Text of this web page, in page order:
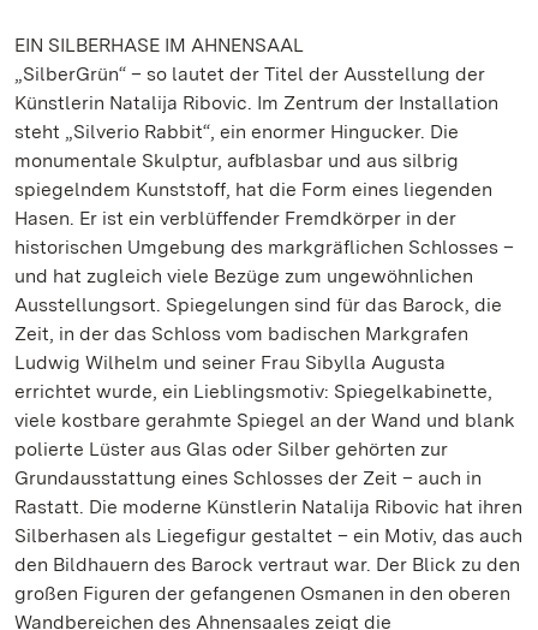
EIN SILBERHASE IM AHNENSAAL
„SilberGrün“ – so lautet der Titel der Ausstellung der
Künstlerin Natalija Ribovic. Im Zentrum der Installation
steht „Silverio Rabbit“, ein enormer Hingucker. Die
monumentale Skulptur, aufblasbar und aus silbrig
spiegelndem Kunststoff, hat die Form eines liegenden
Hasen. Er ist ein verblüffender Fremdkörper in der
historischen Umgebung des markgräflichen Schlosses –
und hat zugleich viele Bezüge zum ungewöhnlichen
Ausstellungsort. Spiegelungen sind für das Barock, die
Zeit, in der das Schloss vom badischen Markgrafen
Ludwig Wilhelm und seiner Frau Sibylla Augusta
errichtet wurde, ein Lieblingsmotiv: Spiegelkabinette,
viele kostbare gerahmte Spiegel an der Wand und blank
polierte Lüster aus Glas oder Silber gehörten zur
Grundausstattung eines Schlosses der Zeit – auch in
Rastatt. Die moderne Künstlerin Natalija Ribovic hat ihren
Silberhasen als Liegefigur gestaltet – ein Motiv, das auch
den Bildhauern des Barock vertraut war. Der Blick zu den
großen Figuren der gefangenen Osmanen in den oberen
Wandbereichen des Ahnensaales zeigt die